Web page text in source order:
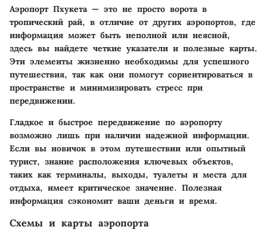
Аэропорт Пхукета — это не просто ворота в
тропический рай, в отличие от других аэропортов, где
информация может быть неполной или неясной,
здесь вы найдете четкие указатели и полезные карты.
Эти элементы жизненно необходимы для успешного
путешествия, так как они помогут сориентироваться в
пространстве и минимизировать стресс при
передвижении.
Гладкое и быстрое передвижение по аэропорту
возможно лишь при наличии надежной информации.
Если вы новичок в этом путешествии или опытный
турист, знание расположения ключевых объектов,
таких как терминалы, выходы, туалеты и места для
отдыха, имеет критическое значение. Полезная
информация сэкономит ваши деньги и время.
Схемы и карты аэропорта